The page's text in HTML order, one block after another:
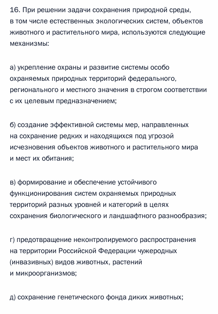
16. При решении задачи сохранения природной среды,
в том числе естественных экологических систем, объектов
животного и растительного мира, используются следующие
механизмы:
а) укрепление охраны и развитие системы особо
охраняемых природных территорий федерального,
регионального и местного значения в строгом соответствии
с их целевым предназначением;
б) создание эффективной системы мер, направленных
на сохранение редких и находящихся под угрозой
исчезновения объектов животного и растительного мира
и мест их обитания;
в) формирование и обеспечение устойчивого
функционирования систем охраняемых природных
территорий разных уровней и категорий в целях
сохранения биологического и ландшафтного разнообразия;
г) предотвращение неконтролируемого распространения
на территории Российской Федерации чужеродных
(инвазивных) видов животных, растений
и микроорганизмов;
д) сохранение генетического фонда диких животных;